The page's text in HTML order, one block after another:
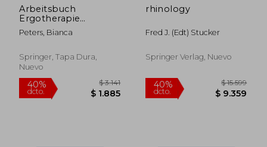
Arbeitsbuch
Ergotherapie
Individualisiert
Gestalten (en
Peters, Bianca
Springer, Tapa Dura,
Nuevo
rhinology
Fred J. (edt) Stucker
Springer Verlag, Nuevo